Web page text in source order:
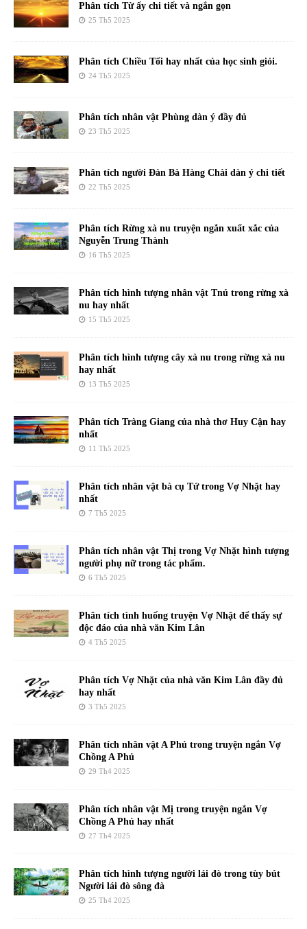
Phân tích Từ ấy chi tiết và ngắn gọn
25 Th5 2025
Phân tích Chiều Tối hay nhất của học sinh giỏi.
24 Th5 2025
Phân tích nhân vật Phùng dàn ý đầy đủ
23 Th5 2025
Phân tích người Đàn Bà Hàng Chài dàn ý chi tiết
22 Th5 2025
Phân tích Rừng xà nu truyện ngắn xuất xắc của
Nguyễn Trung Thành
16 Th5 2025
Phân tích hình tượng nhân vật Tnú trong rừng xà
nu hay nhất
15 Th5 2025
Phân tích hình tượng cây xà nu trong rừng xà nu
hay nhất
13 Th5 2025
Phân tích Tràng Giang của nhà thơ Huy Cận hay
nhất
11 Th5 2025
Phân tích nhân vật bà cụ Tứ trong Vợ Nhặt hay
nhất
7 Th5 2025
Phân tích nhân vật Thị trong Vợ Nhặt hình tượng
người phụ nữ trong tác phẩm.
6 Th5 2025
Phân tích tình huống truyện Vợ Nhặt để thấy sự
độc đáo của nhà văn Kim Lân
4 Th5 2025
Phân tích Vợ Nhặt của nhà văn Kim Lân đầy đủ
hay nhất
3 Th5 2025
Phân tích nhân vật A Phủ trong truyện ngắn Vợ
Chồng A Phủ
29 Th4 2025
Phân tích nhân vật Mị trong truyện ngắn Vợ
Chồng A Phủ hay nhất
27 Th4 2025
Phân tích hình tượng người lái đò trong tùy bút
Người lái đò sông đà
25 Th4 2025